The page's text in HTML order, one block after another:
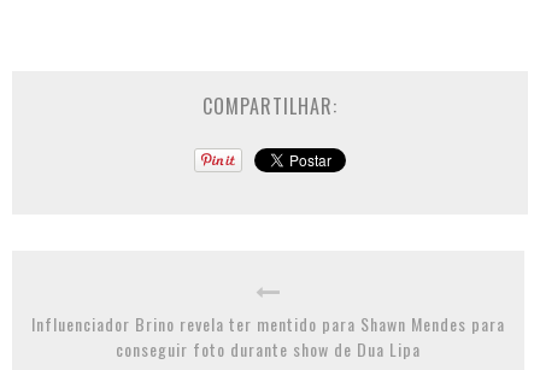
COMPARTILHAR:
Influenciador Brino revela ter mentido para Shawn Mendes para
conseguir foto durante show de Dua Lipa